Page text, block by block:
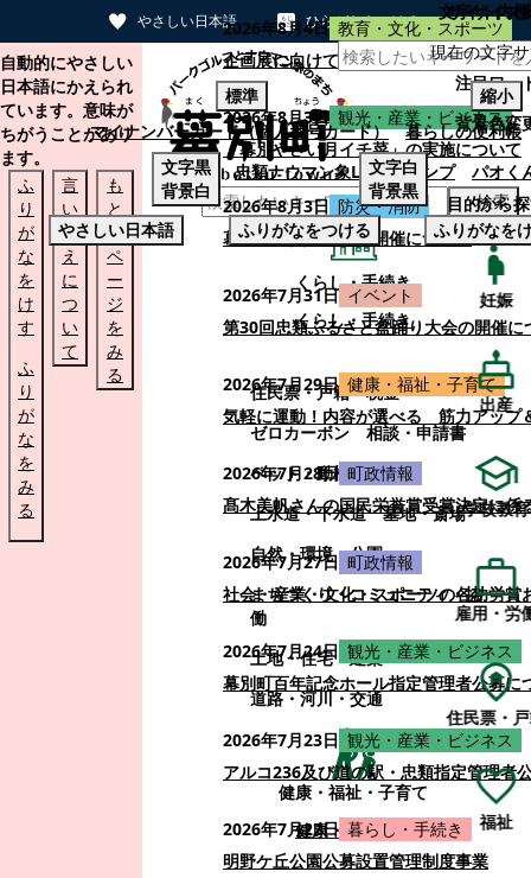
やさしい日本語 ひらがなをつける
本文へスキップする
自動的にやさしい
日本語にかえられ
ています。意味が
ちがうことがあり
ます。
ふ
り
が
な
を
け
す
ふ
り
が
な
を
み
る
言
い
替
え
に
つ
い
て
も
と
の
ペ
ー
ジ
を
み
る
検索
くらし・手続き
くらし・手続き
住民票・戸籍
税金
ゼロカーボン
相談・申請書
ペット・動植物
ごみ
上水道・下水道
墓地・斎場
自然・環境・公園
まちづくり・コミュニティ・協
働
土地・住宅・建築
道路・河川・交通
健康・福祉・子育て
健康・福祉・子育て
2026年8月4日 教育・文化・スポーツ
企画展に向けて：安東ウメ子さんとの思
2026年8月3日 観光・産業・ビジネス
「幕別やさい月イチ菜」の実施について
2026年8月3日 防災・消防
幕別町防災フェアの開催について
2026年7月31日 イベント
第30回忠類ふるさと盆踊り大会の開催に
2026年7月29日 健康・福祉・子育て
気軽に運動！内容が選べる 筋力アップ
2026年7月28日 町政情報
髙木美帆さんの国民栄誉賞受賞決定に係
2026年7月27日 町政情報
社会・産業・文化・スポーツの各功労
2026年7月24日 観光・産業・ビジネス
幕別町百年記念ホール指定管理者公募に
2026年7月23日 観光・産業・ビジネス
アルコ236及び道の駅・忠類指定管理者
2026年7月22日 暮らし・手続き
明野ケ丘公園公募設置管理制度事業
サイト内
注目ワー
マイナンバーカード（個人番号カード）
暮らしの便利帳
忠類ナウマン象LINEスタンプ
パオく
目的から
妊娠
出産
学校教育
雇用・労
住民票・
福祉
文字サイズ
現在の文字
標準
縮小
背景色変
文字黒
背景白
文字白
背景黒
やさしい日本語
ふりがなをつける ふりがなを